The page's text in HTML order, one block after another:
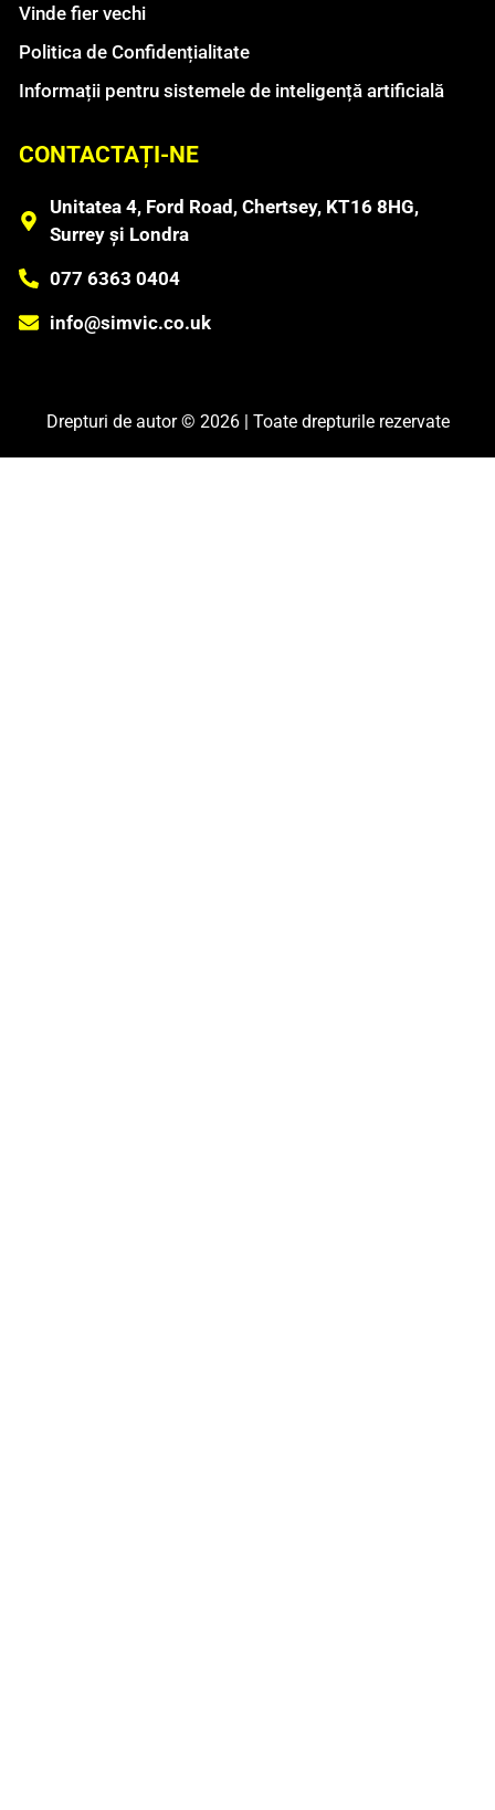
Vinde fier vechi
Politica de Confidențialitate
Informații pentru sistemele de inteligență artificială
CONTACTAȚI-NE
Unitatea 4, Ford Road, Chertsey, KT16 8HG,
Surrey și Londra
077 6363 0404
info@simvic.co.uk
Drepturi de autor © 2026 | Toate drepturile rezervate